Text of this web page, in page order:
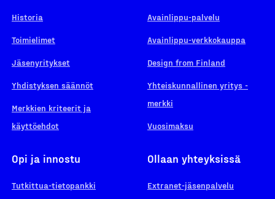
Historia
Toimielimet
Jäsenyritykset
Yhdistyksen säännöt
Merkkien kriteerit ja
käyttöehdot
Avainlippu-palvelu
Avainlippu-verkkokauppa
Design from Finland
Yhteiskunnallinen yritys -
merkki
Vuosimaksu
Opi ja innostu
Tutkittua-tietopankki
Ollaan yhteyksissä
Extranet-jäsenpalvelu